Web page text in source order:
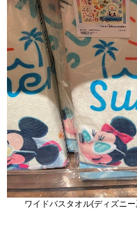
ワイドバスタオル(ディズニ